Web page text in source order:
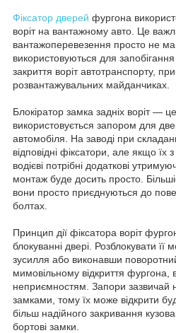
Фіксатор дверей фургона
воріт на вантажному авто. Це
вантажоперевезення просто не
використовуються для запобігання
закриття воріт автотранспорту, при
розвантажувальних майданчиках.
Блокіратор замка задніх воріт —
використовується запором для
автомобіля. На заводі при
відповідні фіксатори, але якщо
водієві потрібні додаткові
монтаж буде досить просто.
вони просто приєднуються до
болтах.
Принцип дії фіксатора воріт
блокуванні двері. Розблокувати її
зусилля або виконавши
мимовільному відкриття фургона,
неприємностям. Запори зазвичай
замками, тому їх може відкрити
більш надійного закривання
бортові замки.